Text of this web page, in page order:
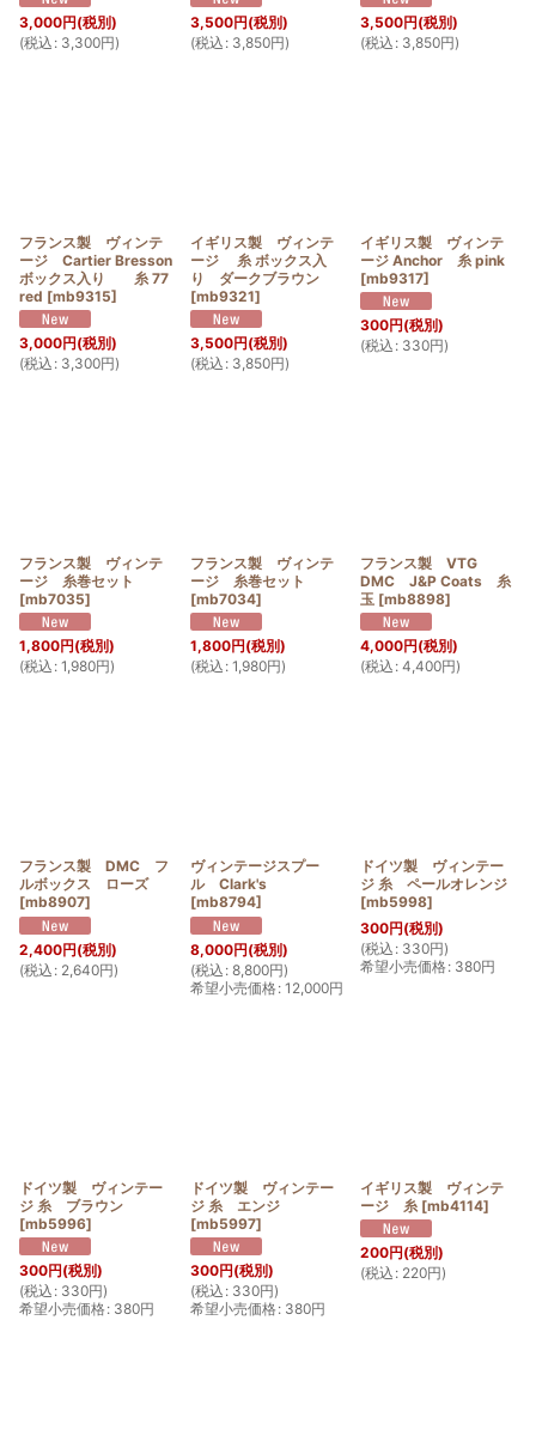
3,000円(税別)
(税込 : 3,300円)
3,500円(税別)
(税込 : 3,850円)
3,500円(税別)
(税込 : 3,850円)
フランス製 ヴィンテ
ージ Cartier Bresson
ボックス入り 糸 77
red [mb9315]
3,000円(税別)
(税込 : 3,300円)
イギリス製 ヴィンテ
ージ 糸 ボックス入
り ダークブラウン
[mb9321]
3,500円(税別)
(税込 : 3,850円)
イギリス製 ヴィンテ
ージ Anchor 糸 pink
[mb9317]
300円(税別)
(税込 : 330円)
フランス製 ヴィンテ
ージ 糸巻セット
[mb7035]
1,800円(税別)
(税込 : 1,980円)
フランス製 ヴィンテ
ージ 糸巻セット
[mb7034]
1,800円(税別)
(税込 : 1,980円)
フランス製 VTG
DMC J&P Coats 糸
玉 [mb8898]
4,000円(税別)
(税込 : 4,400円)
フランス製 DMC フ
ルボックス ローズ
[mb8907]
2,400円(税別)
(税込 : 2,640円)
ヴィンテージスプー
ル Clark's
[mb8794]
8,000円(税別)
(税込 : 8,800円)
希望小売価格: 12,000円
ドイツ製 ヴィンテー
ジ 糸 ペールオレンジ
[mb5998]
300円(税別)
(税込 : 330円)
希望小売価格: 380円
ドイツ製 ヴィンテー
ジ 糸 ブラウン
[mb5996]
300円(税別)
(税込 : 330円)
希望小売価格: 380円
ドイツ製 ヴィンテー
ジ 糸 エンジ
[mb5997]
300円(税別)
(税込 : 330円)
希望小売価格: 380円
イギリス製 ヴィンテ
ージ 糸 [mb4114]
200円(税別)
(税込 : 220円)